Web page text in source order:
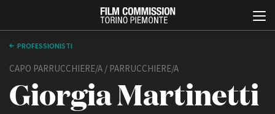
PROFESSIONISTI
CAPO PARRUCCHIERE/A / PARRUCCHIERE/A
Giorgia Martinetti